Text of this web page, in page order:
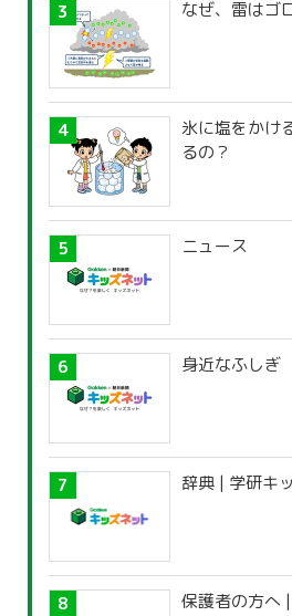
なぜ、雷はゴ
氷に塩をかけ
るの？
ニュース
身近なふしぎ
辞典 | 学研キ
保護者の方へ